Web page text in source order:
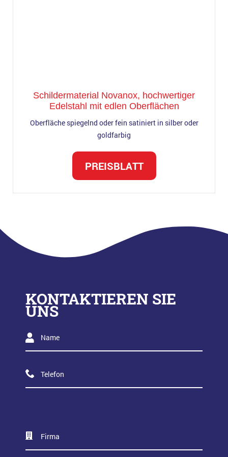
Schildermaterial Novanox, hochwertiger
Edelstahl mit edlen Oberflächen
Oberfläche spiegelnd oder fein satiniert in silber oder
goldfarbig
PREISBLATT
KONTAKTIEREN SIE
UNS